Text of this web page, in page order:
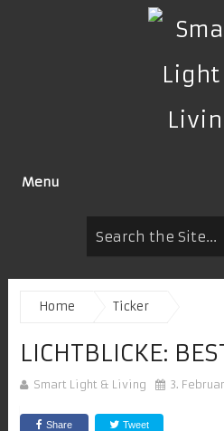
Menu
Home Ticker
LICHTBLICKE:
Smart Light & Living 3.
Share Tweet